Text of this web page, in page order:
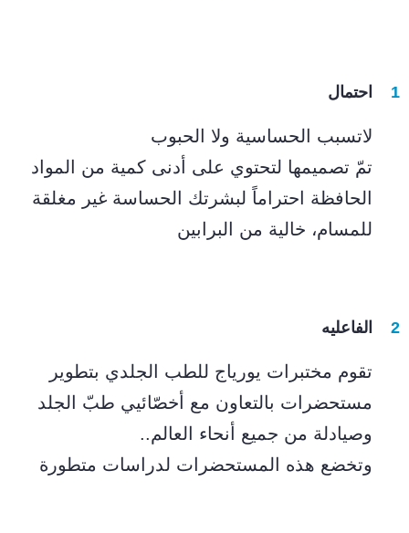
احتمال
لاتسبب الحساسية ولا الحبوب
تمّ تصميمها لتحتوي على أدنى كمية من المواد
الحافظة احتراماً لبشرتك الحساسة غير مغلقة
للمسام، خالية من البرابين
الفاعليه
تقوم مختبرات يورياج للطب الجلدي بتطوير
مستحضرات بالتعاون مع أخصّائيي طبّ الجلد
وصيادلة من جميع أنحاء العالم..
وتخضع هذه المستحضرات لدراسات متطورة